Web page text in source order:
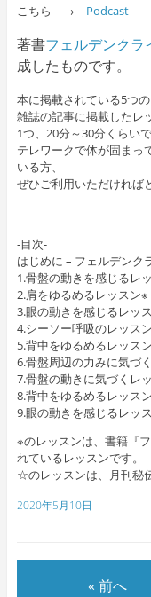
こちら → Podcast
著書フェルデンクラ
成したものです。
本に掲載されている5つ
雑誌の記事に掲載したレ
1つ、20分～30分くらい
テレワークで体が固まっ
いる方、
ぜひご利用いただければ
-目次-
はじめに – フェルデンク
1.骨盤の動きを感じるレ
2.肩をゆるめるレッスン※
3.眼の動きを感じるレッ
4.シーソー呼吸のレッス
5.背中をゆるめるレッス
6.骨盤周辺の力みに気づ
7.骨盤の動きに気づくレ
8.背中をゆるめるレッス
9.眼の動きを感じるレッ
※のレッスンは、書籍『
れているレッスンです。
☆のレッスンは、月刊秘
2020年5月10日
« 前へ